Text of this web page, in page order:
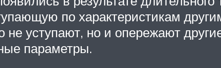
по характеристикам
уступают, но и опережают
параметры.